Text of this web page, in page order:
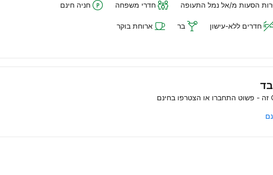
הסעות מ/אל נמל התעופה חדרי משפחה חניה חינם
חדרים ללא-עישון בר ארוחת בוקר